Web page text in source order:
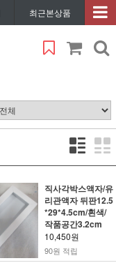
최근본상품
직사각박스액자/유
리관액자 뒤판12.5
*29*4.5cm/흰색/
작품공간3.2cm
10,450원
90원 적립